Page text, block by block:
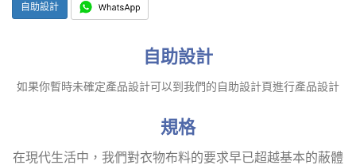
自助設計
自助設計
如果你暫時未確定產品設計可以到我們的自助設計頁進行產品設計
規格
在現代生活中，我們對衣物布料的要求早已超越基本的蔽體